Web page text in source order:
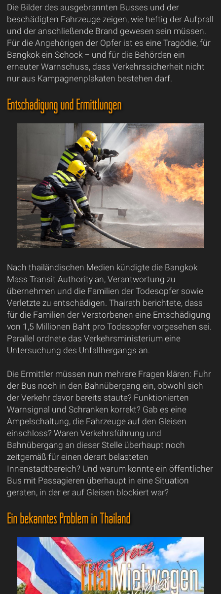
Die Bilder des ausgebrannten Busses und der
beschädigten Fahrzeuge zeigen, wie heftig der Aufprall
und der anschließende Brand gewesen sein müssen.
Für die Angehörigen der Opfer ist es eine Tragödie, für
Bangkok ein Schock – und für die Behörden ein
erneuter Warnschuss, dass Verkehrssicherheit nicht
nur aus Kampagnenplakaten bestehen darf.
Entschädigung und Ermittlungen
Nach thailändischen Medien kündigte die Bangkok
Mass Transit Authority an, Verantwortung zu
übernehmen und die Familien der Todesopfer sowie
Verletzte zu entschädigen. Thairath berichtete, dass
für die Familien der Verstorbenen eine Entschädigung
von 1,5 Millionen Baht pro Todesopfer vorgesehen sei.
Parallel ordnete das Verkehrsministerium eine
Untersuchung des Unfallhergangs an.
Die Ermittler müssen nun mehrere Fragen klären: Fuhr
der Bus noch in den Bahnübergang ein, obwohl sich
der Verkehr davor bereits staute? Funktionierten
Warnsignal und Schranken korrekt? Gab es eine
Ampelschaltung, die Fahrzeuge auf den Gleisen
einschloss? Waren Verkehrsführung und
Bahnübergang an dieser Stelle überhaupt noch
zeitgemäß für einen derart belasteten
Innenstadtbereich? Und warum konnte ein öffentlicher
Bus mit Passagieren überhaupt in eine Situation
geraten, in der er auf Gleisen blockiert war?
Ein bekanntes Problem in Thailand